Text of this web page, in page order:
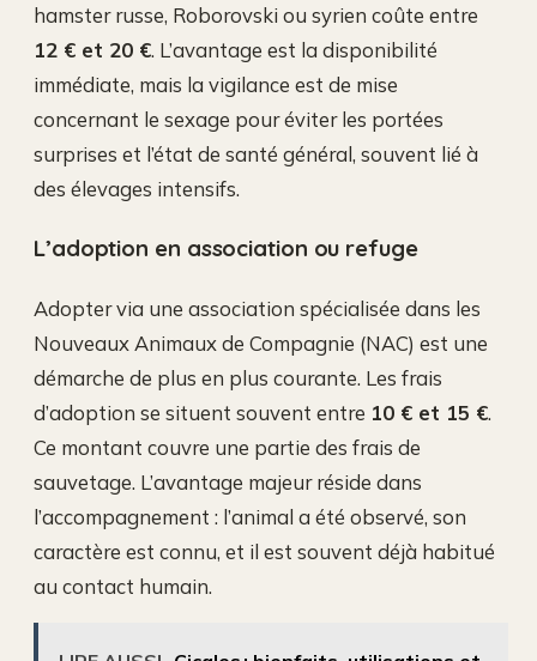
hamster russe, Roborovski ou syrien coûte entre
12 € et 20 €. L’avantage est la disponibilité
immédiate, mais la vigilance est de mise
concernant le sexage pour éviter les portées
surprises et l’état de santé général, souvent lié à
des élevages intensifs.
L’adoption en association ou refuge
Adopter via une association spécialisée dans les
Nouveaux Animaux de Compagnie (NAC) est une
démarche de plus en plus courante. Les frais
d’adoption se situent souvent entre 10 € et 15 €.
Ce montant couvre une partie des frais de
sauvetage. L’avantage majeur réside dans
l’accompagnement : l’animal a été observé, son
caractère est connu, et il est souvent déjà habitué
au contact humain.